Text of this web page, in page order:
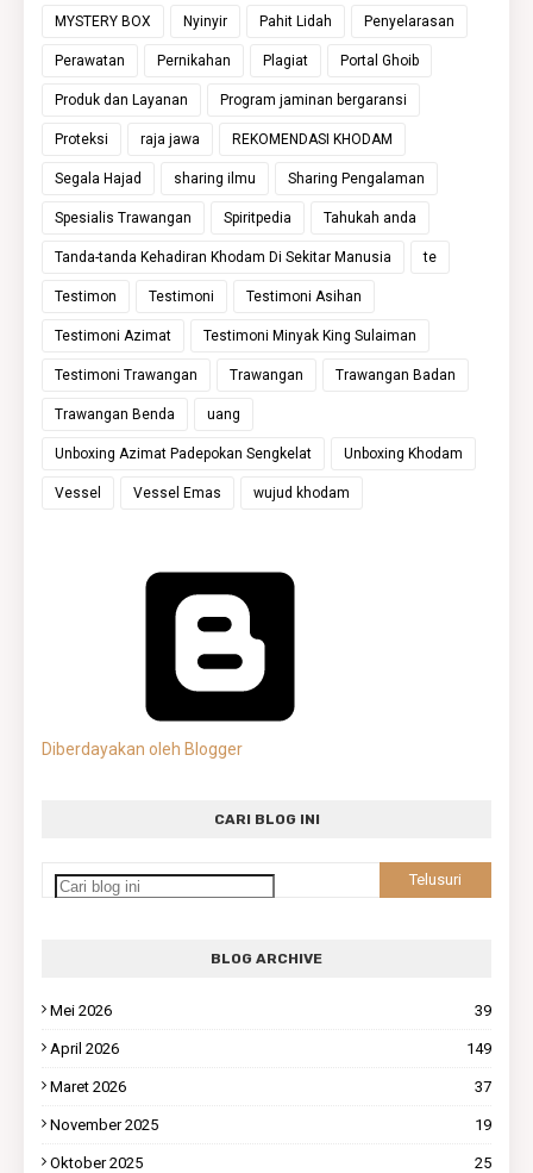
MYSTERY BOX Nyinyir Pahit Lidah Penyelarasan
Perawatan Pernikahan Plagiat Portal Ghoib
Produk dan Layanan Program jaminan bergaransi
Proteksi raja jawa REKOMENDASI KHODAM
Segala Hajad sharing ilmu Sharing Pengalaman
Spesialis Trawangan Spiritpedia Tahukah anda
Tanda-tanda Kehadiran Khodam Di Sekitar Manusia te
Testimon Testimoni Testimoni Asihan
Testimoni Azimat Testimoni Minyak King Sulaiman
Testimoni Trawangan Trawangan Trawangan Badan
Trawangan Benda uang
Unboxing Azimat Padepokan Sengkelat Unboxing Khodam
Vessel Vessel Emas wujud khodam
Diberdayakan oleh Blogger
CARI BLOG INI
BLOG ARCHIVE
Mei 2026 39
April 2026 149
Maret 2026 37
November 2025 19
Oktober 2025 25